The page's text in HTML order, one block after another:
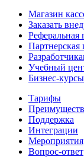
Магазин
Заказать
Реферальная
Партнерская
Учебный
Бизнес‑курсы
Тарифы
Поддержка
Интеграции
Мероприятия
Вопрос-ответ